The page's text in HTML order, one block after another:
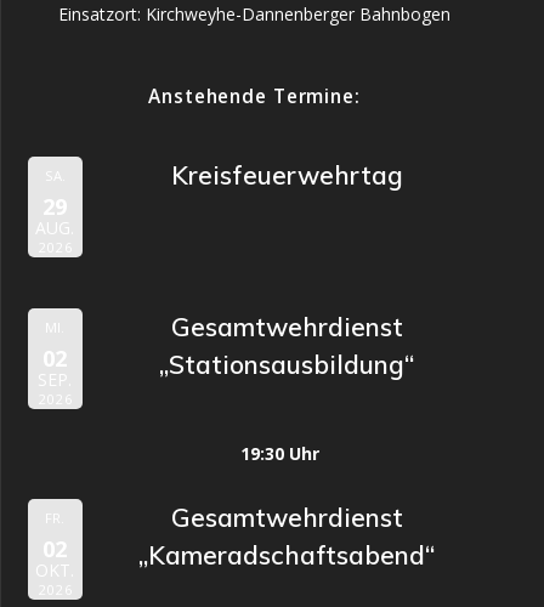
Einsatzort: Kirchweyhe-Dannenberger Bahnbogen
Anstehende Termine:
SA.
29
AUG.
2026
Kreisfeuerwehrtag
MI.
02
SEP.
2026
Gesamtwehrdienst
„Stationsausbildung“
19:30 Uhr
FR.
02
OKT.
2026
Gesamtwehrdienst
„Kameradschaftsabend“